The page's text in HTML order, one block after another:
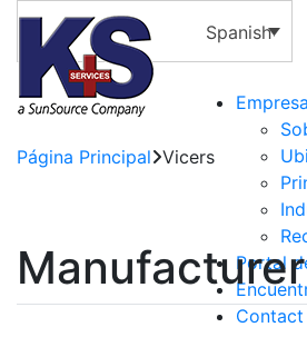
Spanish
Empresa
Portal
Contact
Página Principal Vicers